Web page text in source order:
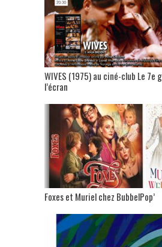
WIVES (1975) au ciné-club Le 7e
l’écran
Foxes et Muriel chez BubbelPop’